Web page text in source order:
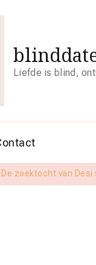
Liefde is blind,
De zoektocht van